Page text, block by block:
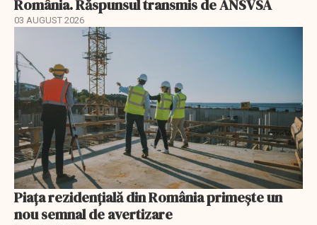
România. Răspunsul transmis de ANSVSA
03 AUGUST 2026
Piața rezidențială din România primește un
nou semnal de avertizare